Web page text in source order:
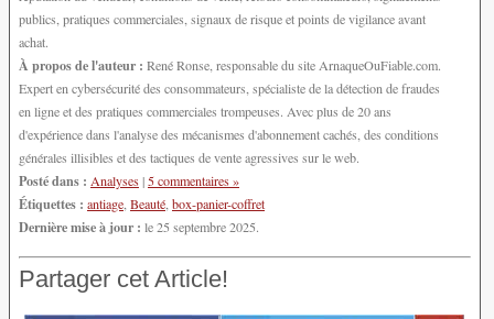
publics, pratiques commerciales, signaux de risque et points de vigilance avant
achat.
À propos de l'auteur : René Ronse, responsable du site ArnaqueOuFiable.com.
Expert en cybersécurité des consommateurs, spécialiste de la détection de fraudes
en ligne et des pratiques commerciales trompeuses. Avec plus de 20 ans
d'expérience dans l'analyse des mécanismes d'abonnement cachés, des conditions
générales illisibles et des tactiques de vente agressives sur le web.
Posté dans : Analyses| 5 commentaires »
Étiquettes : antiage Beauté box-panier-coffret
Dernière mise à jour : le 25 septembre 2025.
Partager cet Article!